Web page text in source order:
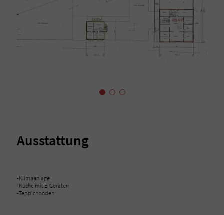
Ausstattung
-Klimaanlage
-Küche mit E-Geräten
-Teppichboden